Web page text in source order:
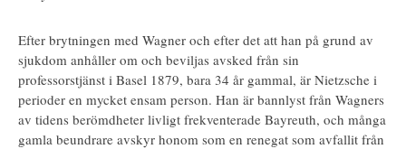
Efter brytningen med Wagner och efter det att han på grund av
sjukdom anhåller om och beviljas avsked från sin
professorstjänst i Basel 1879, bara 34 år gammal, är Nietzsche i
perioder en mycket ensam person. Han är bannlyst från Wagners
av tidens berömdheter livligt frekventerade Bayreuth, och många
gamla beundrare avskyr honom som en renegat som avfallit från